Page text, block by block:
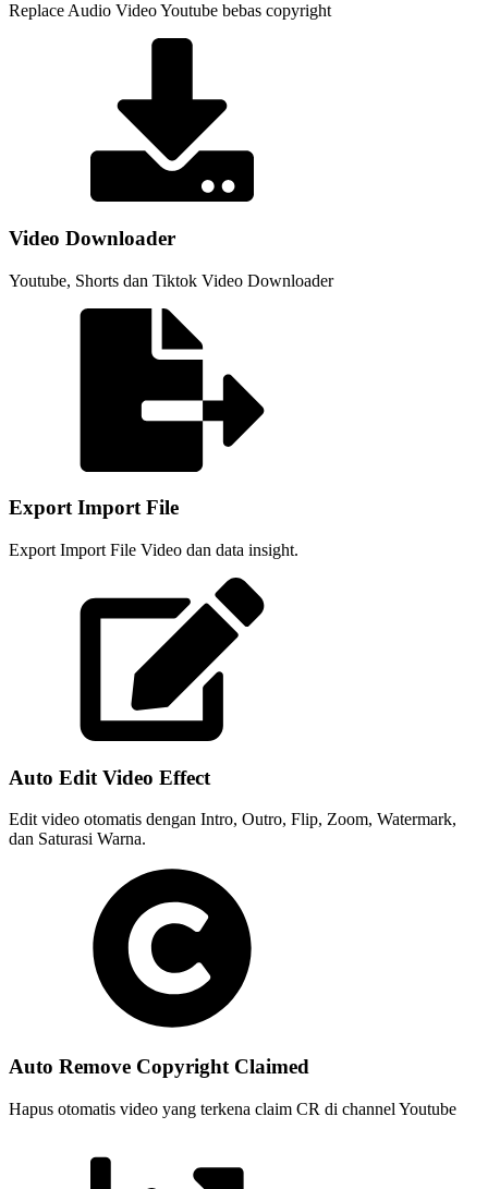
Replace Audio Video Youtube bebas copyright
Video Downloader
Youtube, Shorts dan Tiktok Video Downloader
Export Import File
Export Import File Video dan data insight.
Auto Edit Video Effect
Edit video otomatis dengan Intro, Outro, Flip, Zoom, Watermark,
dan Saturasi Warna.
Auto Remove Copyright Claimed
Hapus otomatis video yang terkena claim CR di channel Youtube